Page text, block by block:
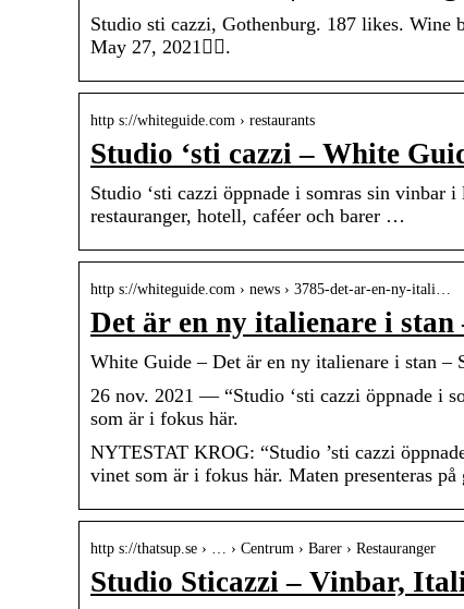
Studio sti cazzi, Gothenburg. 187 likes.
May 27, 2021󰞋󰟠.
http s://whiteguide.com › restaurants
Studio ‘sti cazzi – White
Studio ‘sti cazzi öppnade i somras sin vinbar
restauranger, hotell, caféer och barer …
http s://whiteguide.com › news › 3785-det-ar-en-ny-itali…
Det är en ny italienare i stan
White Guide – Det är en ny italienare i stan –
26 nov. 2021 — “Studio ‘sti cazzi öppnade i
som är i fokus här.
NYTESTAT KROG: “Studio ’sti cazzi
vinet som är i fokus här. Maten presenteras
http s://thatsup.se › … › Centrum › Barer › Restauranger
Studio Sticazzi – Vinbar,